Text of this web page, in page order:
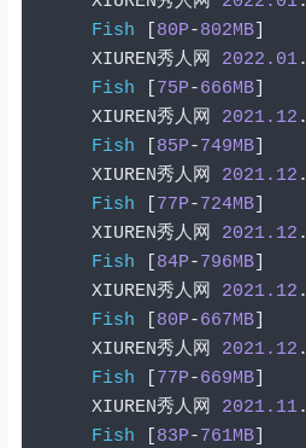
Fish
80P-802MB]
XIUREN秀人网 2022.01.
Fish
75P-666MB]
XIUREN秀人网 2021.12 .
Fish
85P-749MB]
XIUREN秀人网 2021.12 .
Fish
77P-724MB]
XIUREN秀人网 2021.12 .
Fish
84P-796MB]
XIUREN秀人网 2021.12 .
Fish
80P-667MB]
XIUREN秀人网 2021.12 .
Fish
77P-669MB]
XIUREN秀人网 2021.11.
Fish
83P-761MB]